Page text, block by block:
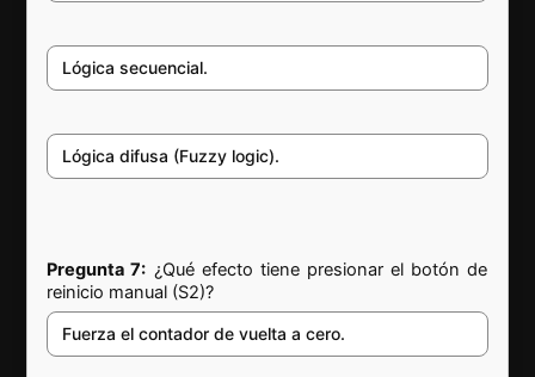
Lógica secuencial.
Lógica difusa (Fuzzy logic).
Pregunta 7: ¿Qué efecto tiene presionar el botón de
reinicio manual (S2)?
Fuerza el contador de vuelta a cero.